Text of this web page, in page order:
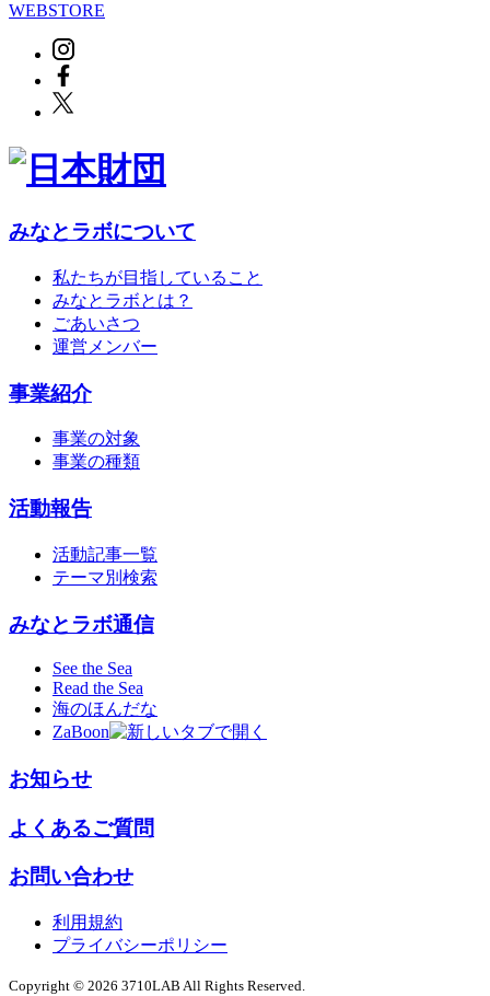
WEBSTORE
みなとラボについて
私たちが目指していること
みなとラボとは？
ごあいさつ
運営メンバー
事業紹介
事業の対象
事業の種類
活動報告
活動記事一覧
テーマ別検索
みなとラボ通信
See the Sea
Read the Sea
海のほんだな
ZaBoon
お知らせ
よくあるご質問
お問い合わせ
利用規約
プライバシーポリシー
Copyright © 2026 3710LAB All Rights Reserved.